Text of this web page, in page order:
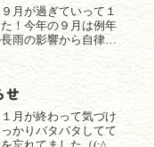
月が過ぎていって１
！今年の９月は例年
雨の影響から自律神
しやすい１ヵ月にな
体調を整えていきま
は１１日、２５日、２
セミナーで休診さ...
せ
月が終わって気づけ
かりバタバタしてて